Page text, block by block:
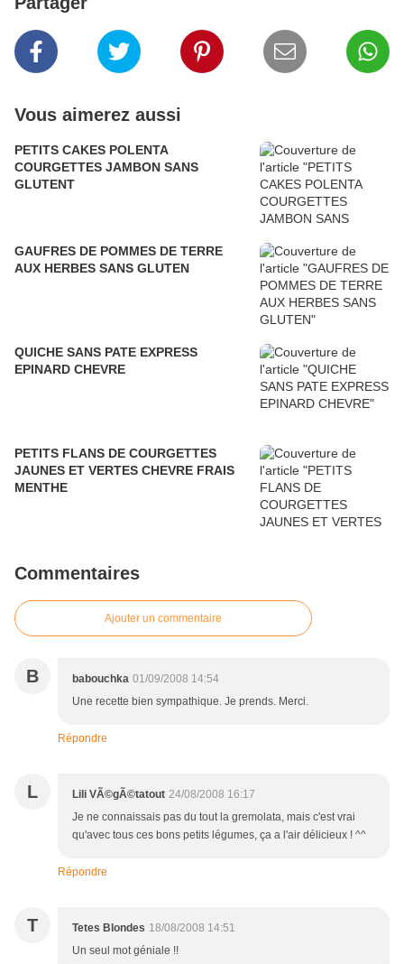
Vous aimerez aussi
PETITS CAKES POLENTA
COURGETTES JAMBON SANS
GLUTENT
GAUFRES DE POMMES DE TERRE
AUX HERBES SANS GLUTEN
QUICHE SANS PATE EXPRESS
EPINARD CHEVRE
PETITS FLANS DE COURGETTES
JAUNES ET VERTES CHEVRE FRAIS
MENTHE
Commentaires
Ajouter un commentaire
B babouchka 01/09/2008 14:54
Une recette bien sympathique. Je prends. Merci.
Répondre
L Lili VÃ©gÃ©tatout 24/08/2008 16:17
Je ne connaissais pas du tout la gremolata, mais c'est vrai
qu'avec tous ces bons petits légumes, ça a l'air délicieux ! ^^
Répondre
T Tetes Blondes 18/08/2008 14:51
Un seul mot géniale !!